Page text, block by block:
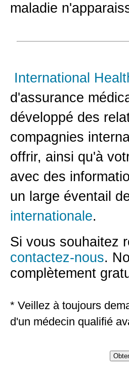
maladie
International
d'assurance
développé des
compagnies
offrir, ainsi qu'à
avec des
un large éventail
internationale.
Si vous souhaitez
contactez-nous.
complètement
* Veillez à toujours
d'un médecin qualifié